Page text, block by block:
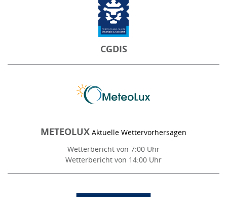
CGDIS
METEOLUX Aktuelle Wettervorhersagen
Wetterbericht von 7:00 Uhr
Wetterbericht von 14:00 Uhr